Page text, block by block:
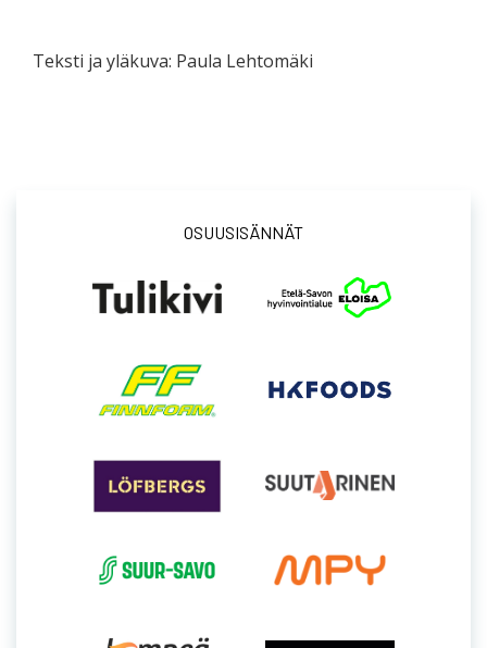
Teksti ja yläkuva: Paula Lehtomäki
OSUUSISÄNNÄT